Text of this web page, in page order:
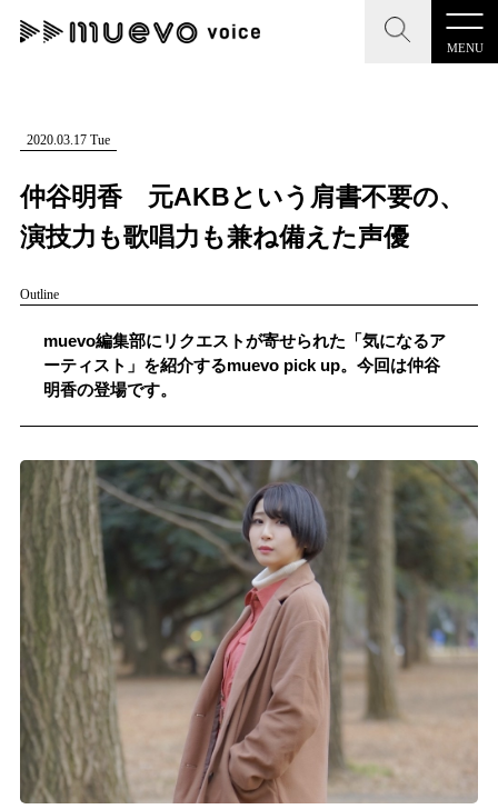
MENU
CLOSE
記事を検索する
人気ワード
#男性SSW #ポップス #女性SSW #ロック
#男性シンガー #HR/HM
CLOSE
"読者の声を形にする”音楽特化メディア
MENU
記事一覧
プレスリリース一覧
会社概要
お問い合わせ
記事リクエスト
ログイン
LINK
muevoクラウドファンディング
muevoコミュニティ
ぶいクラ！by muevo
2020.03.17 Tue
仲谷明香 元AKBという肩書不要の、
演技力も歌唱力も兼ね備えた声優
Outline
muevo編集部にリクエストが寄せられた「気になるア
ーティスト」を紹介するmuevo pick up。今回は仲谷
明香の登場です。